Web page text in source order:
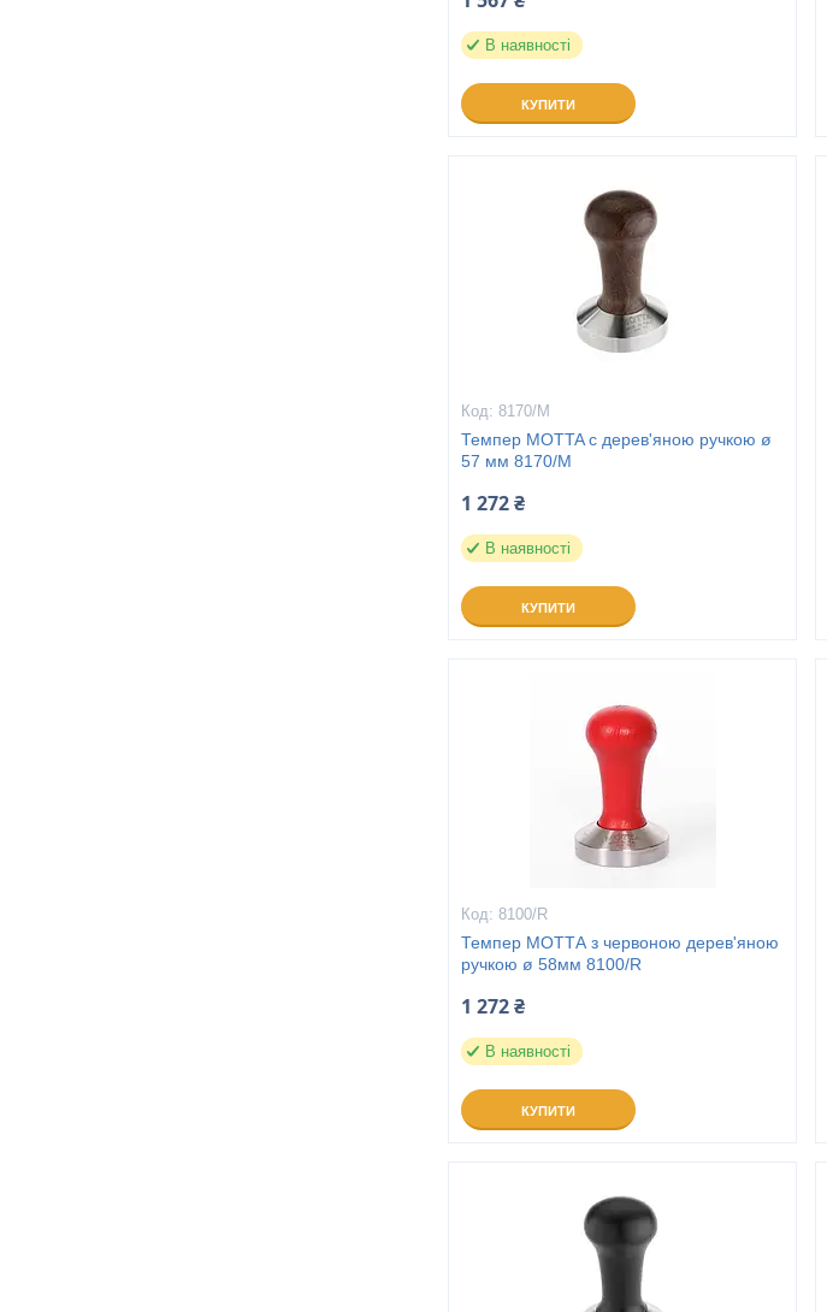
В наявності
КУПИТИ
8170/M
Темпер MOTTA с дерев'яною ручкою ø
57 мм 8170/M
1 272 ₴
В наявності
КУПИТИ
8100/R
Темпер МОТТА з червоною дерев'яною
ручкою ø 58мм 8100/R
1 272 ₴
В наявності
КУПИТИ